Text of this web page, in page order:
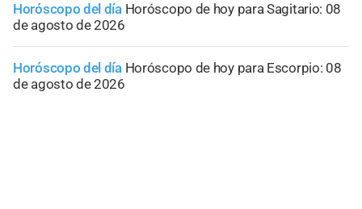
Horóscopo del día Horóscopo de hoy para Sagitario: 08
de agosto de 2026
Horóscopo del día Horóscopo de hoy para Escorpio: 08
de agosto de 2026